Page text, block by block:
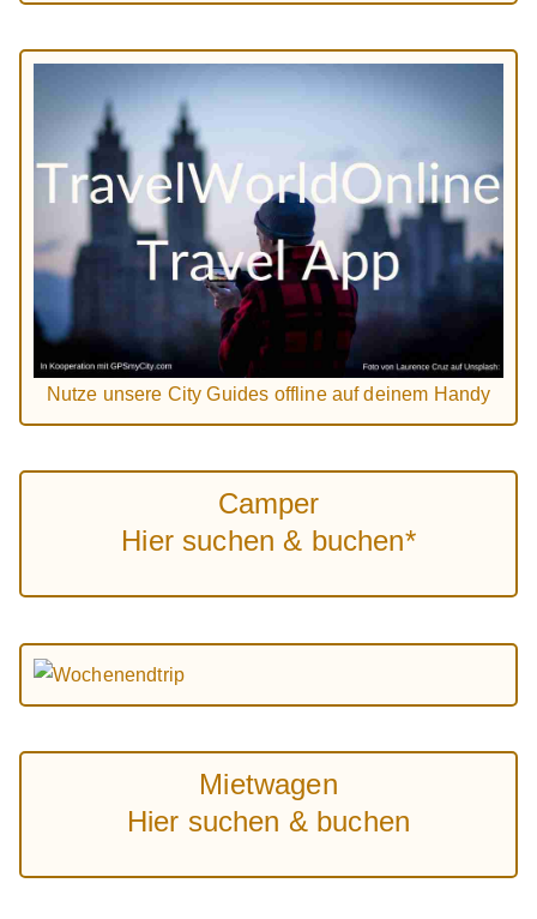
Nutze unsere City Guides offline auf deinem Handy
Camper
Hier suchen & buchen*
Mietwagen
Hier suchen & buchen